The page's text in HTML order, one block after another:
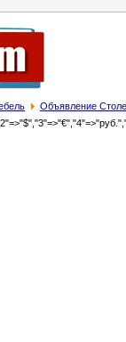
Объявление